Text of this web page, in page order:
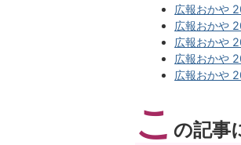
広報おかや
広報おかや
広報おかや
広報おかや
広報おかや
こ の記事